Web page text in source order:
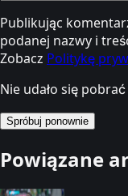
Publikując
podanej nazwy i
Zobacz Politykę
Nie udało się
Spróbuj ponownie
Powiązane